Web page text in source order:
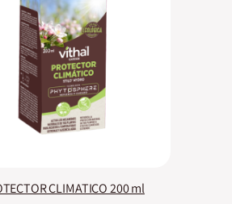
CLIMATICO 200 ml